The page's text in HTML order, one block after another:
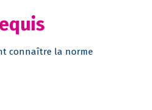
connaître la norme